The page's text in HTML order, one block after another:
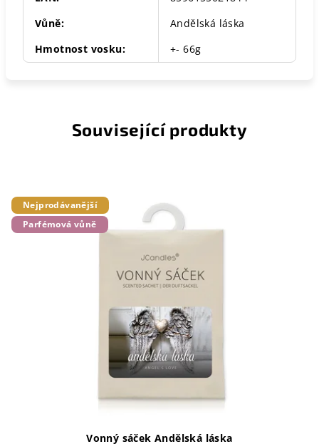
Vůně:
Andělská láska
Hmotnost vosku: +- 66g
Související produkty
Nejprodávanější
Parfémová vůně
Vonný sáček Andělská láska